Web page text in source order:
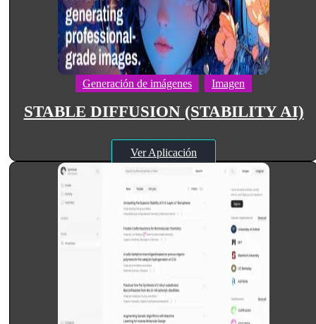
Generación de imágenes Imagen
STABLE DIFFUSION (STABILITY AI)
Ver Aplicación